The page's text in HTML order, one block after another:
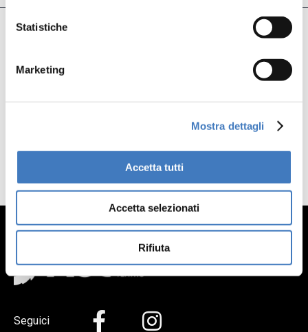
Statistiche
Marketing
Mostra dettagli
Accetta tutti
Accetta selezionati
Rifiuta
Successivo
Seguici